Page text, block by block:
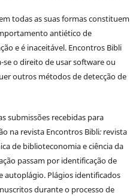
todas as suas formas constituem
antiético de
e é inaceitável. Encontros Bibli
se o direito de usar software ou
outros métodos de detecção de
submissões recebidas para
na revista Encontros Bibli: revista
de biblioteconomia e ciência da
passam por identificação de
autoplágio. Plágios identificados
durante o processo de